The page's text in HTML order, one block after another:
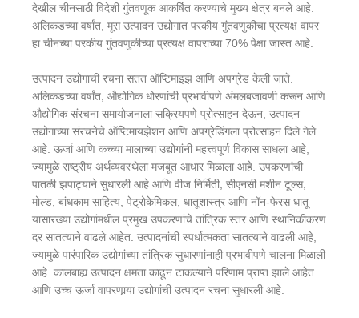
देखील चीनसाठी विदेशी गुंतवणूक आकर्षित करण्याचे मुख्य क्षेत्र बनले आहे.
अलिकडच्या वर्षांत, मूस उत्पादन उद्योगात परकीय गुंतवणुकीचा प्रत्यक्ष वापर
हा चीनच्या परकीय गुंतवणुकीच्या प्रत्यक्ष वापराच्या 70% पेक्षा जास्त आहे.
उत्पादन उद्योगाची रचना सतत ऑप्टिमाइझ आणि अपग्रेड केली जाते.
अलिकडच्या वर्षांत, औद्योगिक धोरणांची प्रभावीपणे अंमलबजावणी करून आणि
औद्योगिक संरचना समायोजनाला सक्रियपणे प्रोत्साहन देऊन, उत्पादन
उद्योगाच्या संरचनेचे ऑप्टिमायझेशन आणि अपग्रेडिंगला प्रोत्साहन दिले गेले
आहे. ऊर्जा आणि कच्च्या मालाच्या उद्योगांनी महत्त्वपूर्ण विकास साधला आहे,
ज्यामुळे राष्ट्रीय अर्थव्यवस्थेला मजबूत आधार मिळाला आहे. उपकरणांची
पातळी झपाट्याने सुधारली आहे आणि वीज निर्मिती, सीएनसी मशीन टूल्स,
मोल्ड, बांधकाम साहित्य, पेट्रोकेमिकल, धातूशास्त्र आणि नॉन-फेरस धातू
यासारख्या उद्योगांमधील प्रमुख उपकरणांचे तांत्रिक स्तर आणि स्थानिकीकरण
दर सातत्याने वाढले आहेत. उत्पादनांची स्पर्धात्मकता सातत्याने वाढली आहे,
ज्यामुळे पारंपारिक उद्योगांच्या तांत्रिक सुधारणांनाही प्रभावीपणे चालना मिळाली
आहे. कालबाह्य उत्पादन क्षमता काढून टाकल्याने परिणाम प्राप्त झाले आहेत
आणि उच्च ऊर्जा वापरणार्‍या उद्योगांची उत्पादन रचना सुधारली आहे.